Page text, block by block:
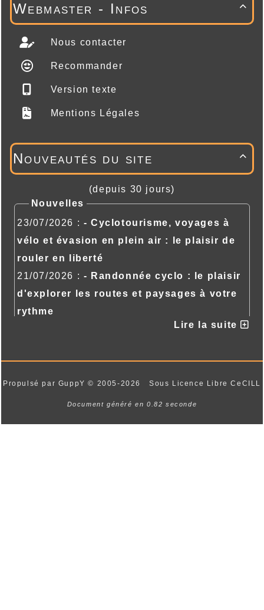

Webmaster - Infos
Nous contacter
Recommander
Version texte
Mentions Légales

Nouveautés du site
(depuis 30 jours)
Nouvelles
23/07/2026 : - Cyclotourisme, voyages à
vélo et évasion en plein air : le plaisir de
rouler en liberté
21/07/2026 : - Randonnée cyclo : le plaisir
d'explorer les routes et paysages à votre
rythme
- Randonnée cyclo : le plaisir
rythme
Lire la suite
Propulsé par GuppY© 2005-2026 Sous Licence Libre CeCILL
Document généré en 0.82 seconde